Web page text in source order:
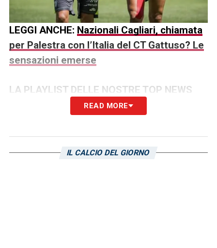
LEGGI ANCHE: Nazionali Cagliari, chiamata
per Palestra con l’Italia del CT Gattuso? Le
sensazioni emerse
LA PLAYLIST DELLE NOSTRE TOP NEWS
READ MORE
IL CALCIO DEL GIORNO